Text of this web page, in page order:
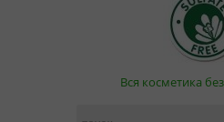
Вся косметика